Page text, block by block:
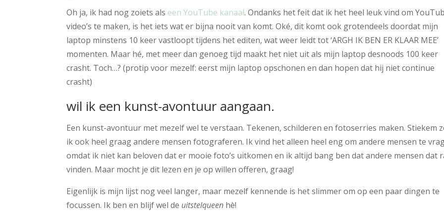
Oh ja, ik had nog zoiets als een YouTube kanaal. Ondanks het feit dat ik het heel leuk vind om
video’s te maken, is het iets wat er bijna nooit van komt. Oké, dit komt ook grotendeels doordat mijn
laptop minstens 10 keer vastloopt tijdens het editen, wat weer leidt tot ‘ARGH IK BEN ER KLAAR MEE’
momenten. Maar hé, met meer dan genoeg tijd maakt het niet uit als mijn laptop desnoods 100 keer
crasht. Toch…? (protip voor mezelf: eerst mijn laptop opschonen en dan hopen dat hij niet continue
crasht)
wil ik een kunst-avontuur aangaan.
Een kunst-avontuur met mezelf wel te verstaan. Tekenen, schilderen en fotoserries maken. Stiekem
ik ook heel graag andere mensen fotograferen. Ik vind het alleen heel eng om andere mensen te
omdat ik niet kan beloven dat er mooie foto’s uitkomen en ik altijd bang ben dat andere mensen dat
vinden. Maar mocht je dit lezen en je op willen offeren, graag!
Eigenlijk is mijn lijst nog veel langer, maar mezelf kennende is het slimmer om op een paar dingen te
focussen. Ik ben en blijf wel de uitstelqueen hè!